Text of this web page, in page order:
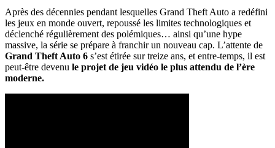
Après des décennies pendant lesquelles Grand Theft Auto a redéfini
les jeux en monde ouvert, repoussé les limites technologiques et
déclenché régulièrement des polémiques… ainsi qu’une hype
massive, la série se prépare à franchir un nouveau cap. L’attente de
Grand Theft Auto 6 s’est étirée sur treize ans, et entre-temps, il est
peut-être devenu le projet de jeu vidéo le plus attendu de l’ère
moderne.